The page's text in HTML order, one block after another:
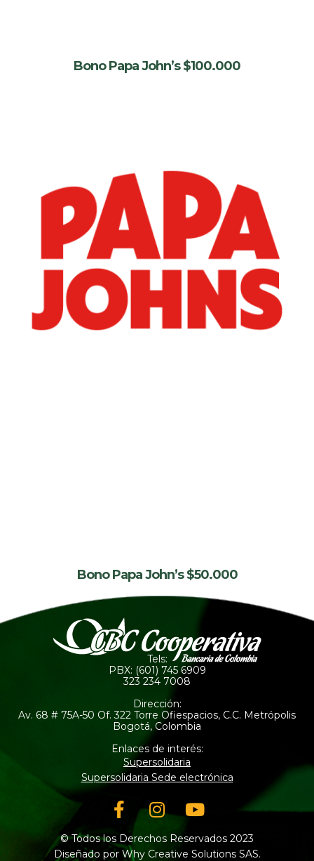
Bono Papa John’s $100.000
Bono Papa John’s $50.000
Tels:
PBX: (601) 745 6909
323 234 7008
Dirección:
Av. 68 # 75A-50 Of. 322 Torre Ofiespacios, C.C. Metrópolis
Bogotá, Colombia
Enlaces de interés:
Supersolidaria
Supersolidaria Sede electrónica
Facebook-
f
Instagram
Youtube
© Todos los Derechos Reservados 2023
Diseñado por Why Creative Solutions SAS.